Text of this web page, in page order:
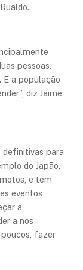
pessoas.
E a população
diz Jaime
definitivas para
do Japão,
e tem
eventos
a
a nos
fazer